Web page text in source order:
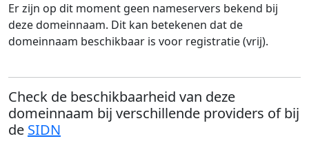
Er zijn op dit moment geen nameservers bekend bij
deze domeinnaam. Dit kan betekenen dat de
domeinnaam beschikbaar is voor registratie (vrij).
Check de beschikbaarheid van deze
domeinnaam bij verschillende providers of bij
de SIDN